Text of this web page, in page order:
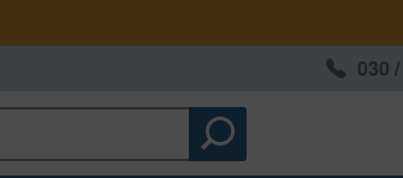
030